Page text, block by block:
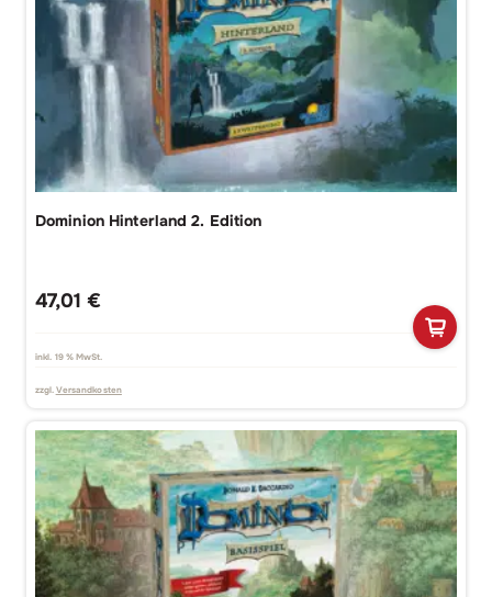
Dominion Hinterland 2. Edition
47,01 €
inkl. 19 % MwSt.
zzgl. Versandkosten